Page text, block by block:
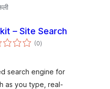
– Site Search
(0एकूण
मूल्यांकन
)
search engine for
as you type, real-